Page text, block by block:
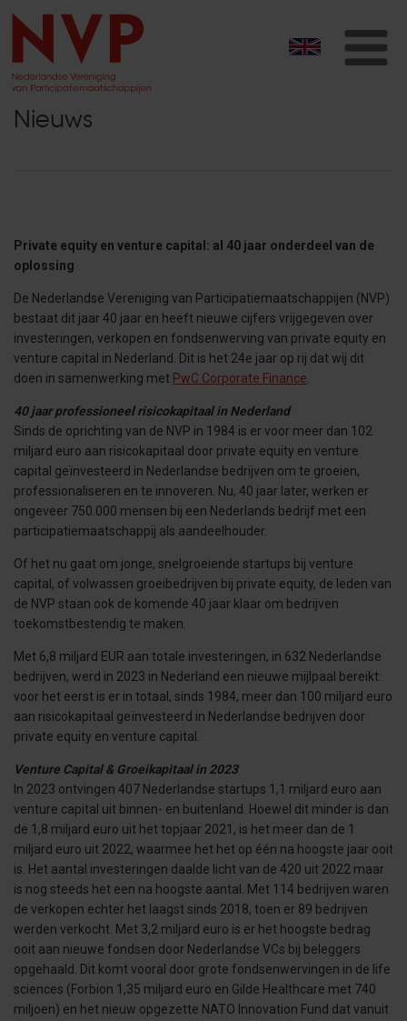
Nieuws
Private equity en venture capital: al 40 jaar onderdeel van de
oplossing
De Nederlandse Vereniging van Participatiemaatschappijen (NVP)
bestaat dit jaar 40 jaar en heeft nieuwe cijfers vrijgegeven over
investeringen, verkopen en fondsenwerving van private equity en
venture capital in Nederland. Dit is het 24e jaar op rij dat wij dit
doen in samenwerking met PwC Corporate Finance
40 jaar professioneel risicokapitaal in Nederland
Sinds de oprichting van de NVP in 1984 is er voor meer dan 102
miljard euro aan risicokapitaal door private equity en venture
capital geïnvesteerd in Nederlandse bedrijven om te groeien,
professionaliseren en te innoveren. Nu, 40 jaar later, werken er
ongeveer 750.000 mensen bij een Nederlands bedrijf met een
participatiemaatschappij als aandeelhouder.
Of het nu gaat om jonge, snelgroeiende startups bij venture
capital, of volwassen groeibedrijven bij private equity, de leden van
de NVP staan ook de komende 40 jaar klaar om bedrijven
toekomstbestendig te maken.
Met 6,8 miljard EUR aan totale investeringen, in 632 Nederlandse
bedrijven, werd in 2023 in Nederland een nieuwe mijlpaal bereikt:
voor het eerst is er in totaal, sinds 1984, meer dan 100 miljard euro
aan risicokapitaal geïnvesteerd in Nederlandse bedrijven door
private equity en venture capital.
Venture Capital & Groeikapitaal in 2023
In 2023 ontvingen 407 Nederlandse startups 1,1 miljard euro aan
venture capital uit binnen- en buitenland. Hoewel dit minder is dan
de 1,8 miljard euro uit het topjaar 2021, is het meer dan de 1
miljard euro uit 2022, waarmee het het op één na hoogste jaar ooit
is. Het aantal investeringen daalde licht van de 420 uit 2022 maar
is nog steeds het een na hoogste aantal. Met 114 bedrijven waren
de verkopen echter het laagst sinds 2018, toen er 89 bedrijven
werden verkocht. Met 3,2 miljard euro is er het hoogste bedrag
ooit aan nieuwe fondsen door Nederlandse VCs bij beleggers
opgehaald. Dit komt vooral door grote fondsenwervingen in de life
sciences (Forbion 1,35 miljard euro en Gilde Healthcare met 740
miljoen) en het nieuw opgezette NATO Innovation Fund dat vanuit